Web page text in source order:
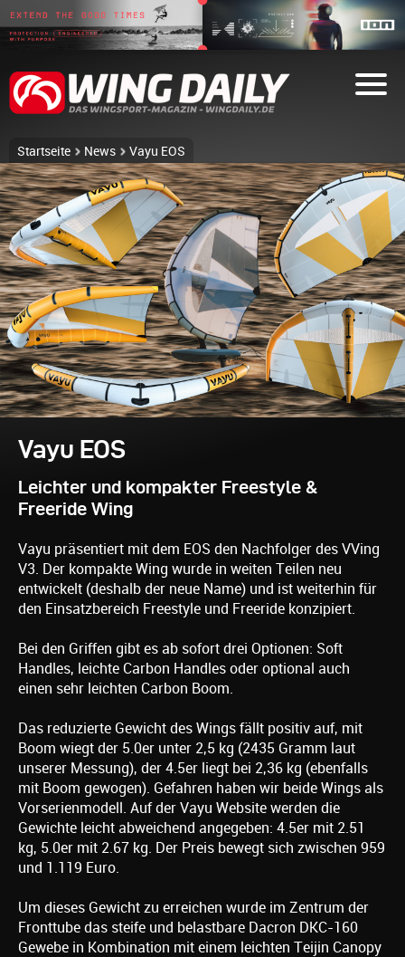
Startseite News Vayu EOS
Vayu EOS
Leichter und kompakter Freestyle &
Freeride Wing
Vayu präsentiert mit dem EOS den Nachfolger des VVing
V3. Der kompakte Wing wurde in weiten Teilen neu
entwickelt (deshalb der neue Name) und ist weiterhin für
den Einsatzbereich Freestyle und Freeride konzipiert.
Bei den Griffen gibt es ab sofort drei Optionen: Soft
Handles, leichte Carbon Handles oder optional auch
einen sehr leichten Carbon Boom.
Das reduzierte Gewicht des Wings fällt positiv auf, mit
Boom wiegt der 5.0er unter 2,5 kg (2435 Gramm laut
unserer Messung), der 4.5er liegt bei 2,36 kg (ebenfalls
mit Boom gewogen). Gefahren haben wir beide Wings als
Vorserienmodell. Auf der Vayu Website werden die
Gewichte leicht abweichend angegeben: 4.5er mit 2.51
kg, 5.0er mit 2.67 kg. Der Preis bewegt sich zwischen 959
und 1.119 Euro.
Um dieses Gewicht zu erreichen wurde im Zentrum der
Fronttube das steife und belastbare Dacron DKC-160
Gewebe in Kombination mit einem leichten Teijin Canopy